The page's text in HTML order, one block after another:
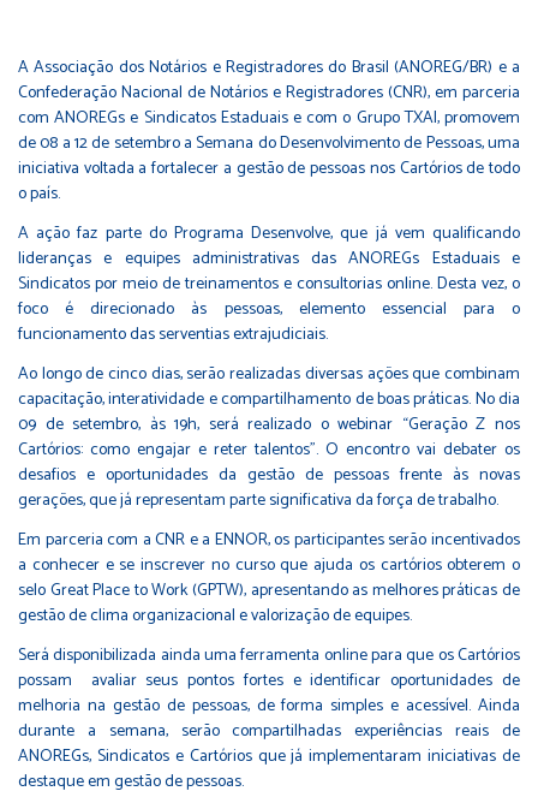
A Associação dos Notários e Registradores do Brasil (ANOREG/BR) e a
Confederação Nacional de Notários e Registradores (CNR), em parceria
com ANOREGs e Sindicatos Estaduais e com o Grupo TXAI, promovem
de 08 a 12 de setembro a Semana do Desenvolvimento de Pessoas, uma
iniciativa voltada a fortalecer a gestão de pessoas nos Cartórios de todo
o país.
A ação faz parte do Programa Desenvolve, que já vem qualificando
lideranças e equipes administrativas das ANOREGs Estaduais e
Sindicatos por meio de treinamentos e consultorias online. Desta vez, o
foco é direcionado às pessoas, elemento essencial para o
funcionamento das serventias extrajudiciais.
Ao longo de cinco dias, serão realizadas diversas ações que combinam
capacitação, interatividade e compartilhamento de boas práticas. No dia
09 de setembro, às 19h, será realizado o webinar “Geração Z nos
Cartórios: como engajar e reter talentos”. O encontro vai debater os
desafios e oportunidades da gestão de pessoas frente às novas
gerações, que já representam parte significativa da força de trabalho.
Em parceria com a CNR e a ENNOR, os participantes serão incentivados
a conhecer e se inscrever no curso que ajuda os cartórios obterem o
selo Great Place to Work (GPTW), apresentando as melhores práticas de
gestão de clima organizacional e valorização de equipes.
Será disponibilizada ainda uma ferramenta online para que os Cartórios
possam avaliar seus pontos fortes e identificar oportunidades de
melhoria na gestão de pessoas, de forma simples e acessível. Ainda
durante a semana, serão compartilhadas experiências reais de
ANOREGs, Sindicatos e Cartórios que já implementaram iniciativas de
destaque em gestão de pessoas.